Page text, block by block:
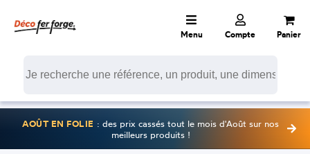
Menu Compte Panier
AOÛT EN FOLIE : des prix cassés tout le mois d'Août sur nos
meilleurs produits !